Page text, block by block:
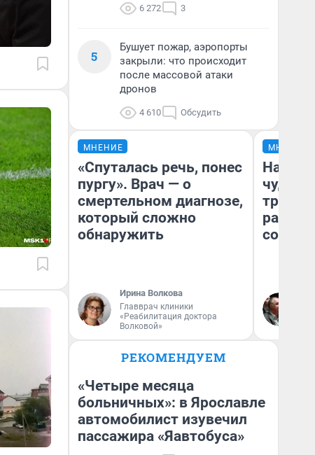
6 272 3
5
Бушует пожар, аэропорты
закрыли: что происходит
после массовой атаки
дронов
4 610 Обсудить
МНЕНИЕ
«Спуталась речь, понес
пургу». Врач — о
смертельном диагнозе,
который сложно
обнаружить
Ирина Волкова
Главврач клиники
«Реабилитация доктора
Волковой»
МНЕНИЕ
чудом
РЕКОМЕНДУЕМ
«Четыре месяца
больничных»: в Ярославле
автомобилист изувечил
пассажира «Яавтобуса»